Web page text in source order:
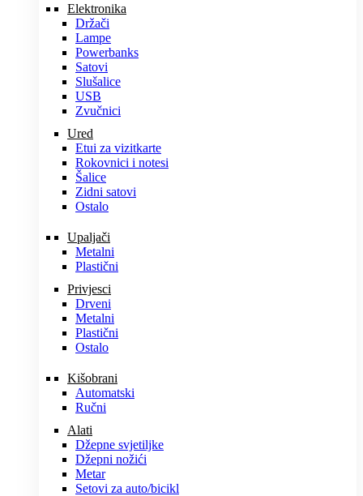
Elektronika
Držači
Lampe
Powerbanks
Satovi
Slušalice
USB
Zvučnici
Ured
Etui za vizitkarte
Rokovnici i notesi
Šalice
Zidni satovi
Ostalo
Upaljači
Metalni
Plastični
Privjesci
Drveni
Metalni
Plastični
Ostalo
Kišobrani
Automatski
Ručni
Alati
Džepne svjetiljke
Džepni nožići
Metar
Setovi za auto/bicikl